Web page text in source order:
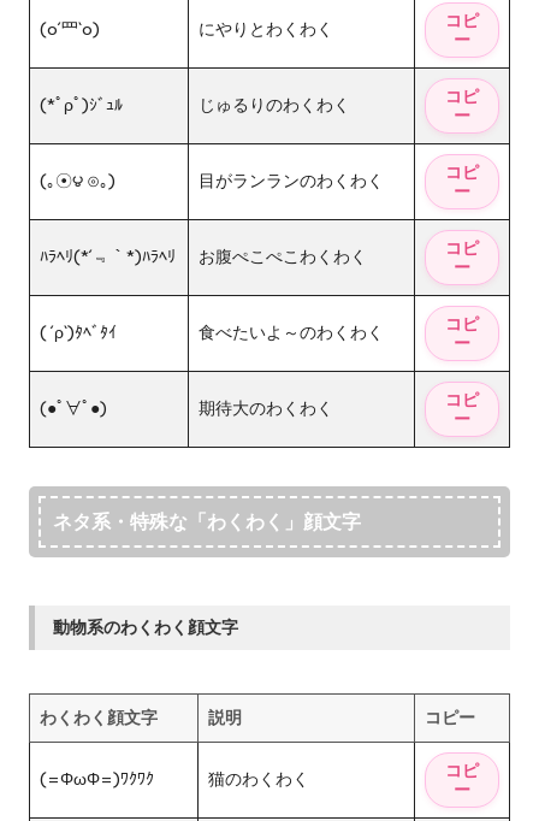
(o´罒`o) にやりとわくわく
(*ﾟρﾟ)ｼﾞｭﾙ じゅるりのわくわく
(｡☉౪ ⊙｡) 目がランランのわくわく
ﾊﾗﾍﾘ(*´﹃｀*)ﾊﾗﾍﾘ お腹ぺこぺこわくわく
( ´ρ`)ﾀﾍﾞﾀｲ 食べたいよ～のわくわく
(●ﾟ∀ﾟ●) 期待大のわくわく
ネタ系・特殊な「わくわく」顔文字
動物系のわくわく顔文字
わくわく顔文字 説明 コピー
(=ΦωΦ=)ﾜｸﾜｸ 猫のわくわく